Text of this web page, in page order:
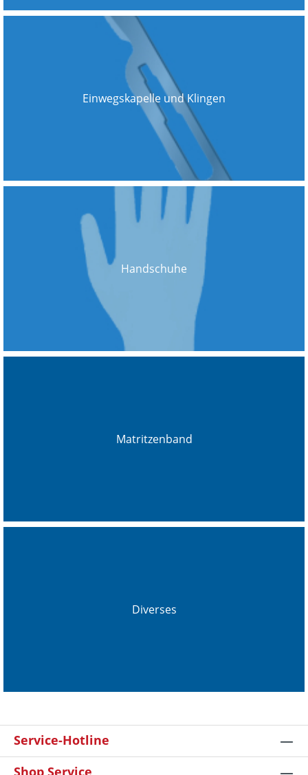
Einwegskapelle und Klingen
Handschuhe
Matritzenband
Diverses
Service-Hotline
Shop Service